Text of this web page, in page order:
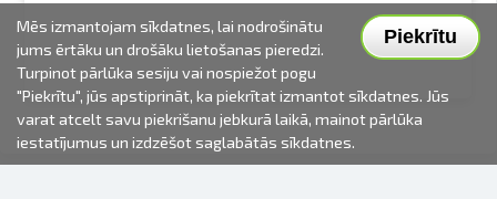
Piekrītu
Mēs izmantojam sīkdatnes, lai nodrošinātu
jums ērtāku un drošāku lietošanas pieredzi.
Turpinot pārlūka sesiju vai nospiežot pogu
"Piekrītu", jūs apstiprināt, ka piekrītat izmantot sīkdatnes. Jūs
varat atcelt savu piekrišanu jebkurā laikā, mainot pārlūka
iestatījumus un izdzēšot saglabātās sīkdatnes.